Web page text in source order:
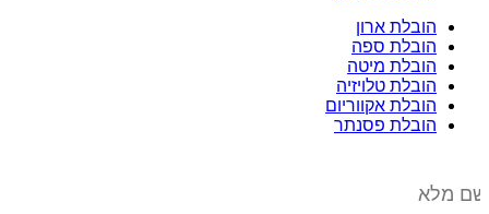
הובלת ארון
הובלת ספה
הובלת מיטה
הובלת טלויזיה
הובלת אקווריום
הובלת פסנתר